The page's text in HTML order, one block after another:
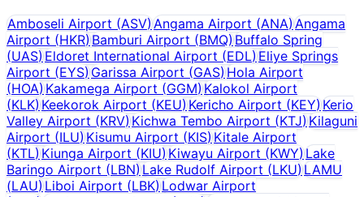
Amboseli Airport (ASV)Angama Airport (ANA)Angama
Airport (HKR)Bamburi Airport (BMQ) Buffalo Spring
(UAS)Eldoret International Airport (EDL) Eliye Springs
Airport (EYS)Garissa Airport (GAS) Hola Airport
(HOA)Kakamega Airport (GGM) Kalokol Airport
(KLK)Keekorok Airport (KEU) Kericho Airport (KEY)Kerio
Valley Airport (KRV)Kichwa Tembo Airport (KTJ) Kilaguni
Airport (ILU)Kisumu Airport (KIS) Kitale Airport
(KTL)Kiunga Airport (KIU) Kiwayu Airport (KWY)Lake
Baringo Airport (LBN)Lake Rudolf Airport (LKU)LAMU
(LAU)Liboi Airport (LBK) Lodwar Airport